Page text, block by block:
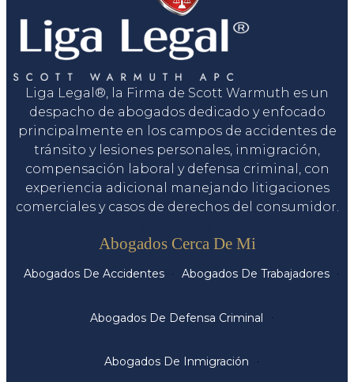
Liga Legal®, la Firma de Scott Warmuth es un
despacho de abogados dedicado y enfocado
principalmente en los campos de accidentes de
tránsito y lesiones personales, inmigración,
compensación laboral y defensa criminal, con
experiencia adicional manejando litigaciones
comerciales y casos de derechos del consumidor.
Abogados Cerca De Mi
Abogados De Accidentes Abogados De Trabajadores
Abogados De Defensa Criminal
Abogados De Inmigración